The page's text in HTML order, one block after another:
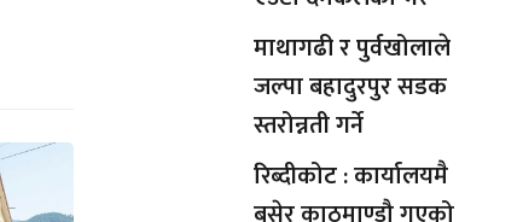
माथागढी र पुर्वखोलाले
जल्पा बहादुरपुर सडक
स्तरोन्नती गर्ने
रिब्दीकोट : कार्यालयमै